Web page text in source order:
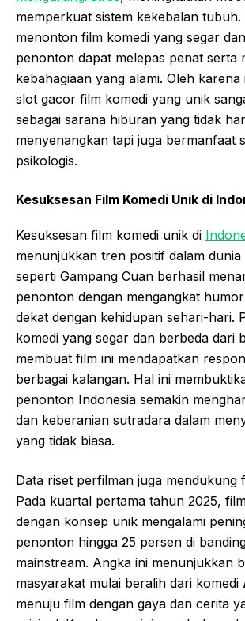
memperkuat sistem kekebalan tubuh.
menonton film komedi yang segar
penonton dapat melepas penat serta
kebahagiaan yang alami. Oleh
slot gacor film komedi yang unik
sebagai sarana hiburan yang tidak
menyenangkan tapi juga bermanfaat
psikologis.
Kesuksesan Film Komedi Unik di
Kesuksesan film komedi unik di
menunjukkan tren positif dalam
seperti Gampang Cuan berhasil
penonton dengan mengangkat
dekat dengan kehidupan sehari-hari.
komedi yang segar dan berbeda dari
membuat film ini mendapatkan
berbagai kalangan. Hal ini
penonton Indonesia semakin
dan keberanian sutradara dalam
yang tidak biasa.
Data riset perfilman juga mendukung
Pada kuartal pertama tahun 2025,
dengan konsep unik mengalami
penonton hingga 25 persen di
mainstream. Angka ini menunjukkan
masyarakat mulai beralih dari komedi
menuju film dengan gaya dan cerita